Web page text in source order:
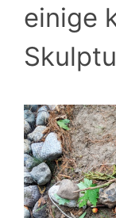
einige